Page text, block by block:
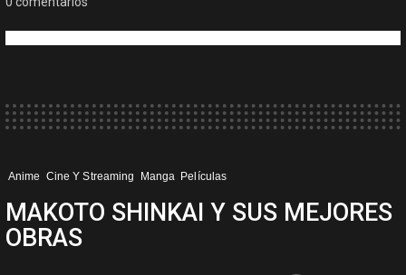
Anime Cine Y Streaming Manga Películas
MAKOTO SHINKAI Y SUS MEJORES
OBRAS